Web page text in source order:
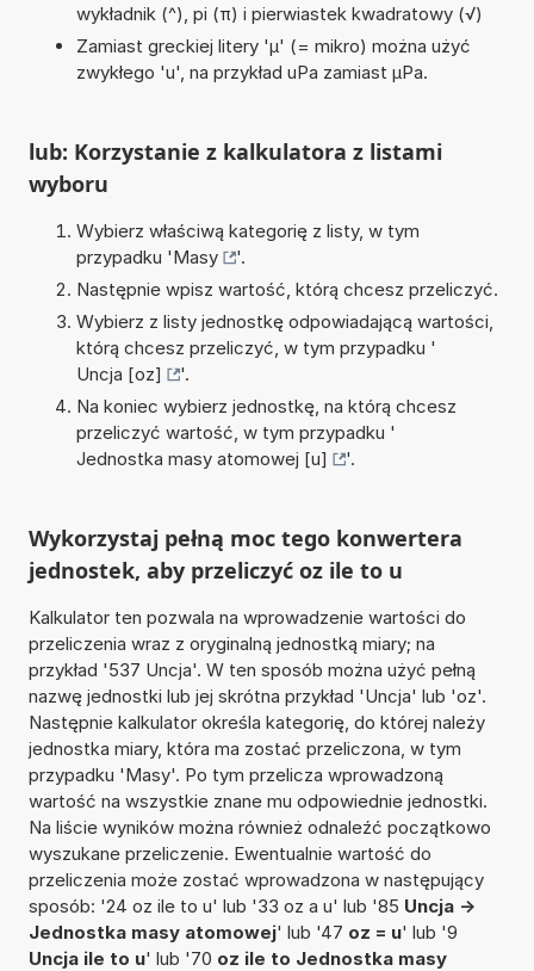
wykładnik (^), pi (π) i pierwiastek kwadratowy (√)
Zamiast greckiej litery 'µ' (= mikro) można użyć
zwykłego 'u', na przykład uPa zamiast µPa.
lub: Korzystanie z kalkulatora z listami
wyboru
Wybierz właściwą kategorię z listy, w tym
przypadku 'Masy
'.
Następnie wpisz wartość, którą chcesz przeliczyć.
Wybierz z listy jednostkę odpowiadającą wartości,
którą chcesz przeliczyć, w tym przypadku '
Uncja [oz]
'.
Na koniec wybierz jednostkę, na którą chcesz
przeliczyć wartość, w tym przypadku '
Jednostka masy atomowej [u]
'.
Wykorzystaj pełną moc tego konwertera
jednostek, aby przeliczyć oz ile to u
Kalkulator ten pozwala na wprowadzenie wartości do
przeliczenia wraz z oryginalną jednostką miary; na
przykład '537 Uncja'. W ten sposób można użyć pełną
nazwę jednostki lub jej skrótna przykład 'Uncja' lub 'oz'.
Następnie kalkulator określa kategorię, do której należy
jednostka miary, która ma zostać przeliczona, w tym
przypadku 'Masy'. Po tym przelicza wprowadzoną
wartość na wszystkie znane mu odpowiednie jednostki.
Na liście wyników można również odnaleźć początkowo
wyszukane przeliczenie. Ewentualnie wartość do
przeliczenia może zostać wprowadzona w następujący
sposób: '24 oz ile to u' lub '33 oz a u' lub '85 Uncja ->
Jednostka masy atomowej' lub '47 oz = u' lub '9
Uncja ile to u' lub '70 oz ile to Jednostka masy